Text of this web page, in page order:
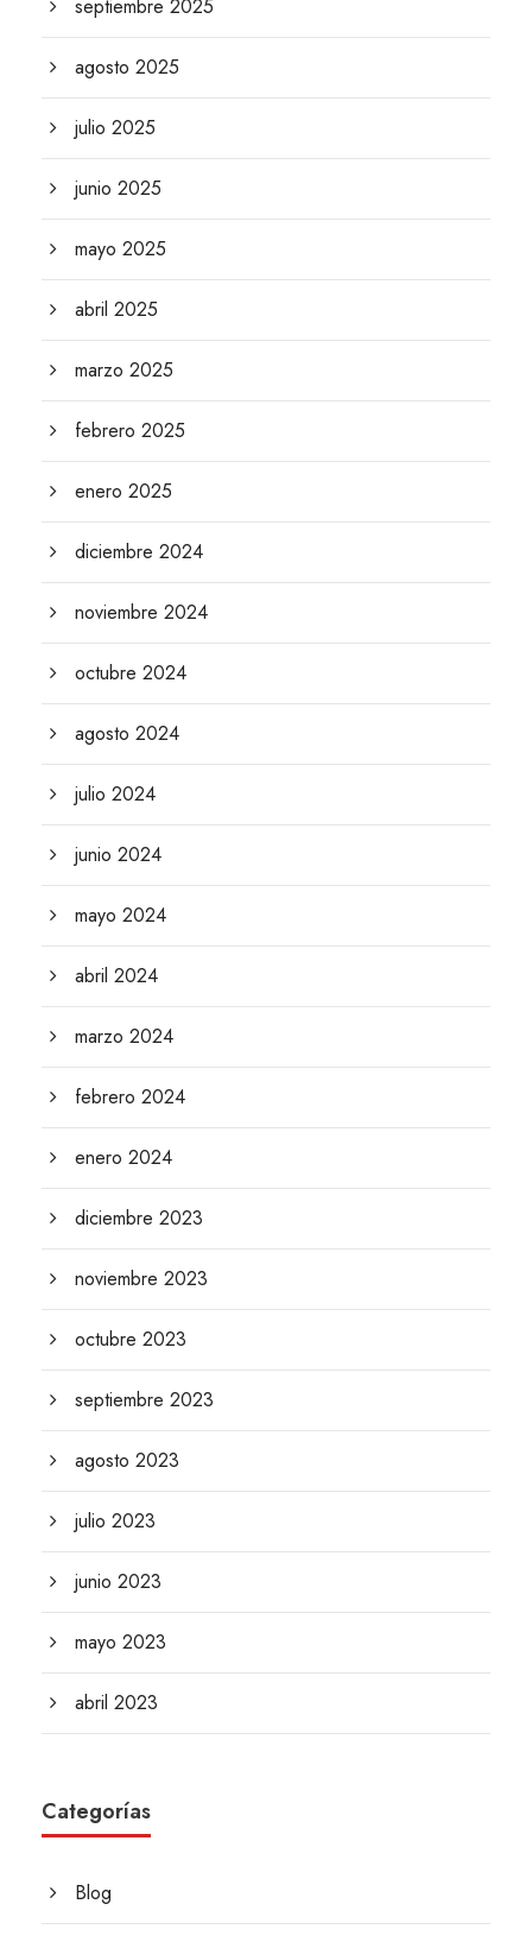
septiembre 2025
agosto 2025
julio 2025
junio 2025
mayo 2025
abril 2025
marzo 2025
febrero 2025
enero 2025
diciembre 2024
noviembre 2024
octubre 2024
agosto 2024
julio 2024
junio 2024
mayo 2024
abril 2024
marzo 2024
febrero 2024
enero 2024
diciembre 2023
noviembre 2023
octubre 2023
septiembre 2023
agosto 2023
julio 2023
junio 2023
mayo 2023
abril 2023
Categorías
Blog